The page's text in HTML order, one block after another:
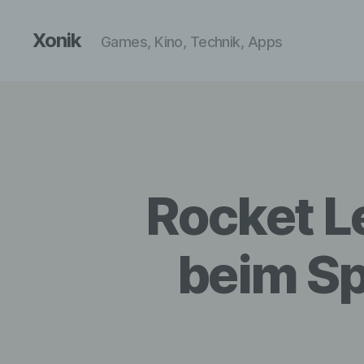
Xonik Games, Kino, Technik, Apps
Rocket
beim